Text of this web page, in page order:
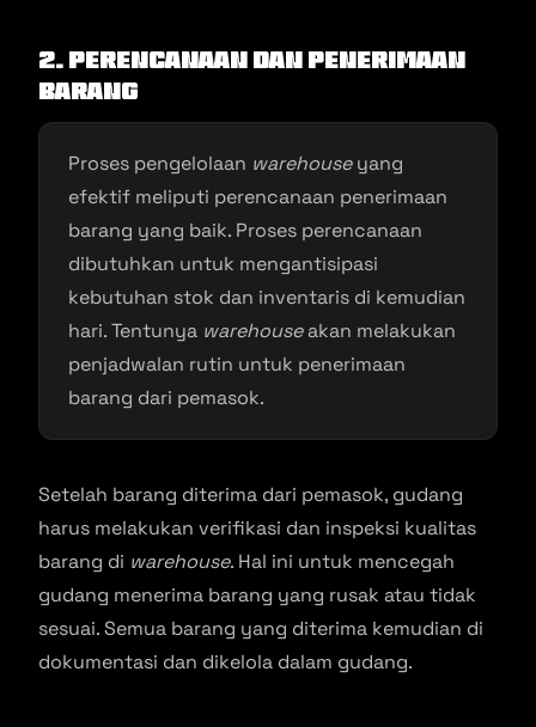
2. Perencanaan dan Penerimaan
Barang
Proses pengelolaan warehouseyang
efektif meliputi perencanaan penerimaan
barang yang baik. Proses perencanaan
dibutuhkan untuk mengantisipasi
kebutuhan stok dan inventaris di kemudian
hari. Tentunya warehouseakan melakukan
penjadwalan rutin untuk penerimaan
barang dari pemasok.
Setelah barang diterima dari pemasok, gudang
harus melakukan verifikasi dan inspeksi kualitas
barang di warehouse. Hal ini untuk mencegah
gudang menerima barang yang rusak atau tidak
sesuai. Semua barang yang diterima kemudian di
dokumentasi dan dikelola dalam gudang.